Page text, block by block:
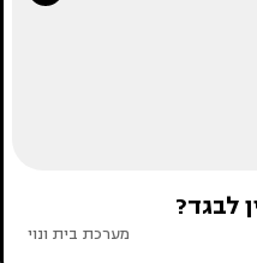
לבגד?
מערכת בית ונוי